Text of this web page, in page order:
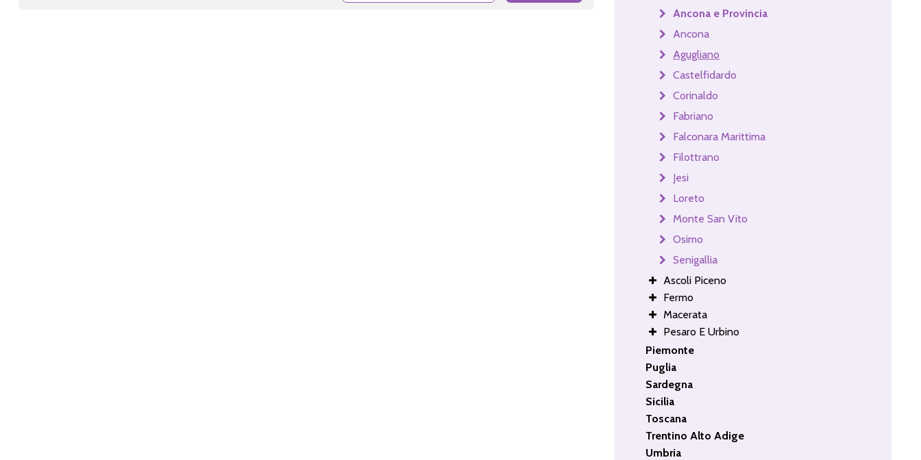
Ancona e Provincia
Ancona
Agugliano
Castelfidardo
Corinaldo
Fabriano
Falconara Marittima
Filottrano
Jesi
Loreto
Monte San Vito
Osimo
Senigallia
Ascoli Piceno
Fermo
Macerata
Pesaro E Urbino
Piemonte
Puglia
Sardegna
Sicilia
Toscana
Trentino Alto Adige
Umbria